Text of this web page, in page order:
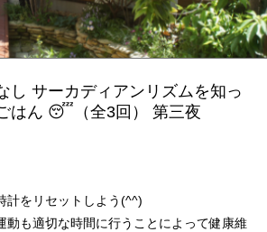
し サーカディアンリズムを知っ
はん 😴（全3回） 第三夜
計をリセットしよう(^^)
動も適切な時間に行うことによって健康維